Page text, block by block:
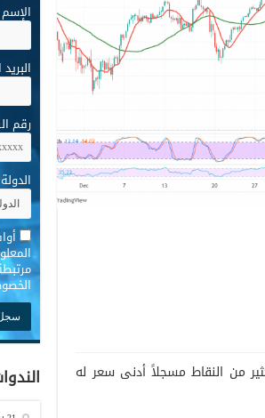
من النقاط مسجلاً أدنى سعر له
الإسم
رقم
الدولة
*